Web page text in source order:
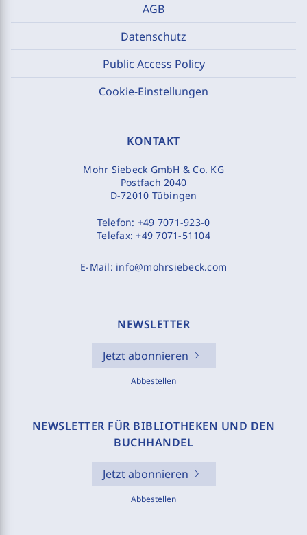
AGB
Datenschutz
Public Access Policy
Cookie-Einstellungen
KONTAKT
Mohr Siebeck GmbH & Co. KG
Postfach 2040
D-72010 Tübingen
Telefon: +49 7071-923-0
Telefax:+49 7071-51104
E-Mail: info@mohrsiebeck.com
NEWSLETTER
Jetzt abonnieren
Abbestellen
NEWSLETTER FÜR BIBLIOTHEKEN UND DEN
BUCHHANDEL
Jetzt abonnieren
Abbestellen